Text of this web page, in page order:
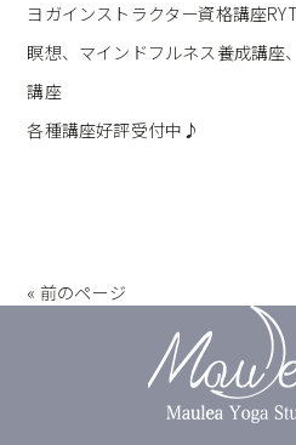
ヨガインストラクター資格講座
瞑想、マインドフルネス養成講座
講座
各種講座好評受付中♪
« 前のページ